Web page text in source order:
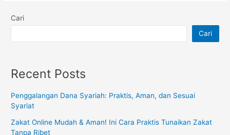
Cari
Cari
Recent Posts
Penggalangan Dana Syariah: Praktis, Aman, dan Sesuai
Syariat
Zakat Online Mudah & Aman! Ini Cara Praktis Tunaikan Zakat
Tanpa Ribet